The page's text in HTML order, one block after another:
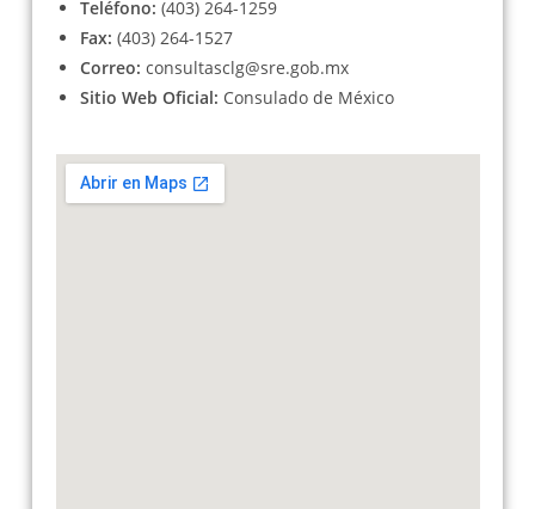
Teléfono: (403) 264-1259
Fax: (403) 264-1527
Correo: consultasclg@sre.gob.mx
Sitio Web Oficial: Consulado de México